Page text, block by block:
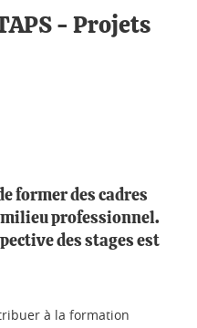
- Projets
former des cadres
professionnel.
des stages est
à la formation